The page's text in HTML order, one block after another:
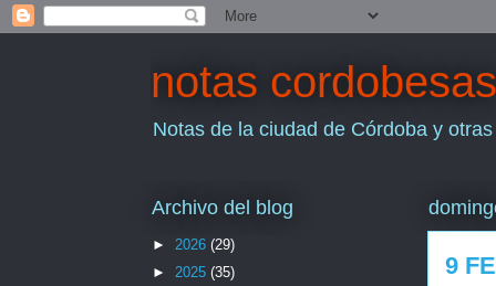
notas cordobesas
Notas de la ciudad de Córdoba y
9
Archivo del blog
► 2026 (29)
► 2025 (35)